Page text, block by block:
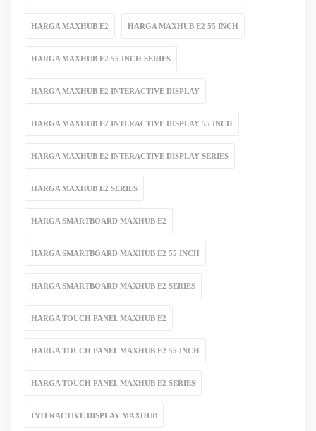
HARGA MAXHUB E2 HARGA MAXHUB E2 55 INCH
HARGA MAXHUB E2 55 INCH SERIES
HARGA MAXHUB E2 INTERACTIVE DISPLAY
HARGA MAXHUB E2 INTERACTIVE DISPLAY 55 INCH
HARGA MAXHUB E2 INTERACTIVE DISPLAY SERIES
HARGA MAXHUB E2 SERIES
HARGA SMARTBOARD MAXHUB E2
HARGA SMARTBOARD MAXHUB E2 55 INCH
HARGA SMARTBOARD MAXHUB E2 SERIES
HARGA TOUCH PANEL MAXHUB E2
HARGA TOUCH PANEL MAXHUB E2 55 INCH
HARGA TOUCH PANEL MAXHUB E2 SERIES
INTERACTIVE DISPLAY MAXHUB